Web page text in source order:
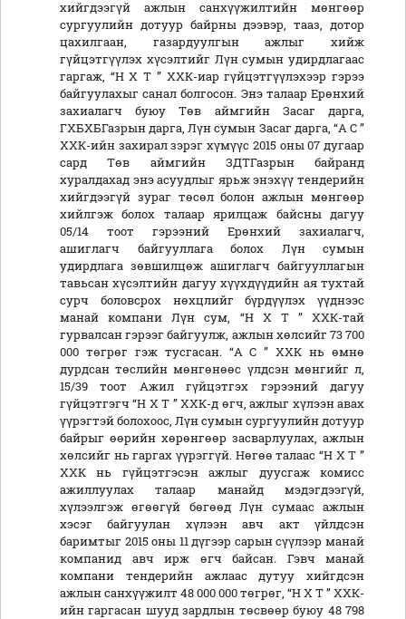
хийгдээгүй ажлын санхүүжилтийн мөнгөөр
сургуулийн дотуур байрны дээвэр, тааз, дотор
цахилгаан, газардуулгын ажлыг хийж
гүйцэтгүүлэх хүсэлтийг Лүн сумын удирдлагаас
гаргаж, “Н Х Т ” ХХК-иар гүйцэтгүүлэхээр гэрээ
байгуулахыг санал болгосон. Энэ талаар Ерөнхий
захиалагч буюу Төв аймгийн Засаг дарга,
ГХБХБГазрын дарга, Лүн сумын Засаг дарга, “А С ”
ХХК-ийн захирал зэрэг хүмүүс 2015 оны 07 дугаар
сард Төв аймгийн ЗДТГазрын байранд
хуралдахад энэ асуудлыг ярьж энэхүү тендерийн
хийгдээгүй зураг төсөл болон ажлын мөнгөөр
хийлгэж болох талаар ярилцаж байсны дагуу
05/14 тоот гэрээний Ерөнхий захиалагч,
ашиглагч байгууллага болох Лүн сумын
удирдлага зөвшилцөж ашиглагч байгууллагын
тавьсан хүсэлтийн дагуу хүүхдүүдийн ая тухтай
сурч боловсрох нөхцлийг бүрдүүлэх үүднээс
манай компани Лүн сум, “Н Х Т ” ХХК-тай
гурвалсан гэрээг байгуулж, ажлын хөлсийг 73 700
000 төгрөг гэж тусгасан. “А С ” ХХК нь өмнө
дурдсан төслийн мөнгөнөөс үлдсэн мөнгийг л,
15/39 тоот Ажил гүйцэтгэх гэрээний дагуу
гүйцэтгэгч “Н Х Т ” ХХК-д өгч, ажлыг хүлээн авах
үүрэгтэй болохоос, Лүн сумын сургуулийн дотуур
байрыг өөрийн хөрөнгөөр засварлуулах, ажлын
хөлсийг нь гаргах үүрэггүй. Нөгөө талаас “Н Х Т ”
ХХК нь гүйцэтгэсэн ажлыг дуусгаж комисс
ажиллуулах талаар манайд мэдэгдээгүй,
хүлээлгэж өгөөгүй бөгөөд Лүн сумаас ажлын
хэсэг байгуулан хүлээн авч акт үйлдсэн
баримтыг 2015 оны 11 дүгээр сарын сүүлээр манай
компанид авч ирж өгч байсан. Гэвч манай
компани тендерийн ажлаас дутуу хийгдсэн
ажлын санхүүжилт 48 000 000 төгрөг, “Н Х Т ” ХХК-
ийн гаргасан шууд зардлын төсвөөр буюу 48 798